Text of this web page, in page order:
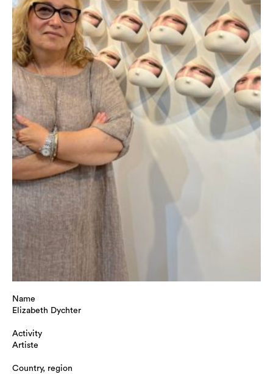
Name
Elizabeth Dychter
Activity
Artiste
Country, region